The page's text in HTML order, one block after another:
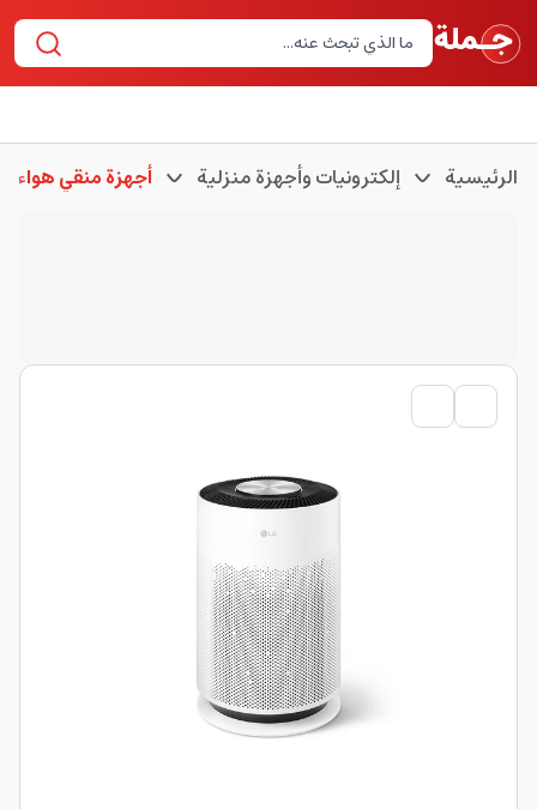
الرئيسية إلكترونيات وأجهزة منزلية أجهزة منقي هواء